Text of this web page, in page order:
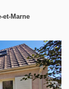
et-Marne